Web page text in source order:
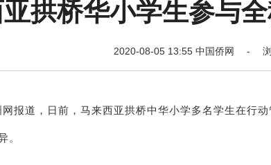
拱桥华小学生参与
2020-08-05 13:55 中国侨网 - 浏
道，日前，马来西亚拱桥中华小学多名学生在行动
。